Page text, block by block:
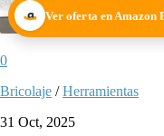
Ver oferta en Amazon
0
Bricolaje /Herramientas
31 Oct, 2025